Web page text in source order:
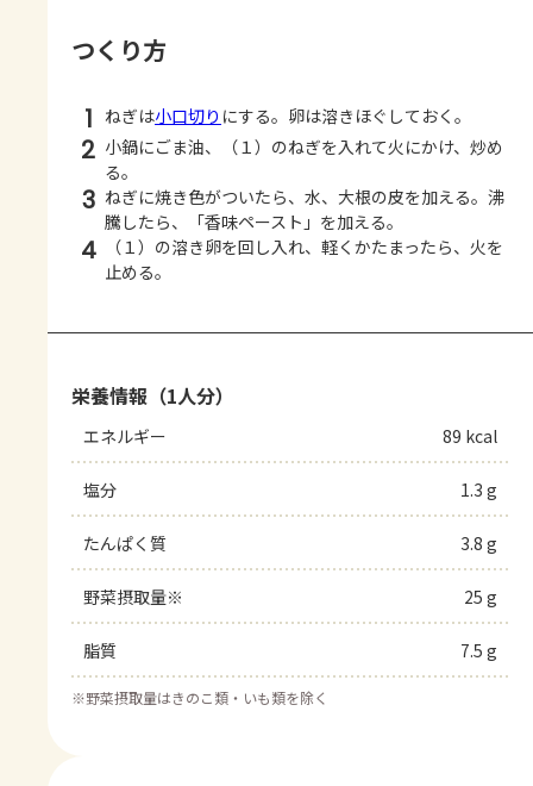
つくり方
1 ねぎは小口切り にする。卵は溶きほぐしておく。
2 小鍋にごま油、（１）のねぎを入れて火にかけ、炒め
る。
3 ねぎに焼き色がついたら、水、大根の皮を加える。沸
騰したら、「香味ペースト」を加える。
4
（１）の溶き卵を回し入れ、軽くかたまったら、火を
止める。
栄養情報（1人分）
エネルギー 89 kcal
塩分 1.3 g
たんぱく質 3.8 g
野菜摂取量※ 25 g
脂質 7.5 g
※野菜摂取量はきのこ類・いも類を除く